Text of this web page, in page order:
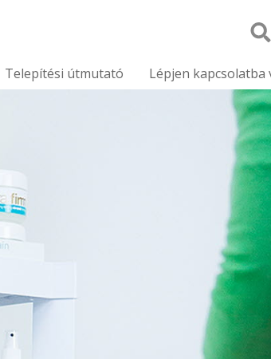
Telepítési útmutató Lépjen kapcsolatba